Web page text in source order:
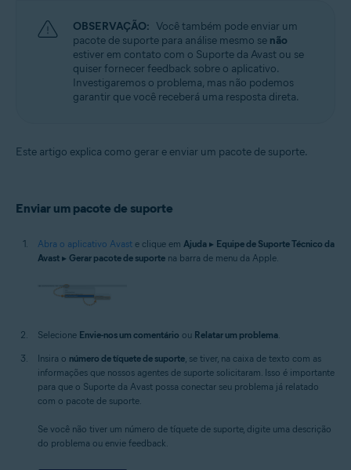
Apple Mac OS X 10.11.x (El Capitan)
OBSERVAÇÃO: Você também pode enviar um
pacote de suporte para análise mesmo se não
estiver em contato com o Suporte da Avast ou se
quiser fornecer feedback sobre o aplicativo.
Investigaremos o problema, mas não podemos
garantir que você receberá uma resposta direta.
Este artigo explica como gerar e enviar um pacote de suporte.
Enviar um pacote de suporte
Abra o aplicativo Avast e clique em Ajuda ▸ Equipe de Suporte Técnico da
Avast ▸ Gerar pacote de suporte na barra de menu da Apple.
Selecione Envie-nos um comentário ou Relatar um problema.
Insira o número de tíquete de suporte, se tiver, na caixa de texto com as
informações que nossos agentes de suporte solicitaram. Isso é importante
para que o Suporte da Avast possa conectar seu problema já relatado
com o pacote de suporte.
Se você não tiver um número de tíquete de suporte, digite uma descrição
do problema ou envie feedback.